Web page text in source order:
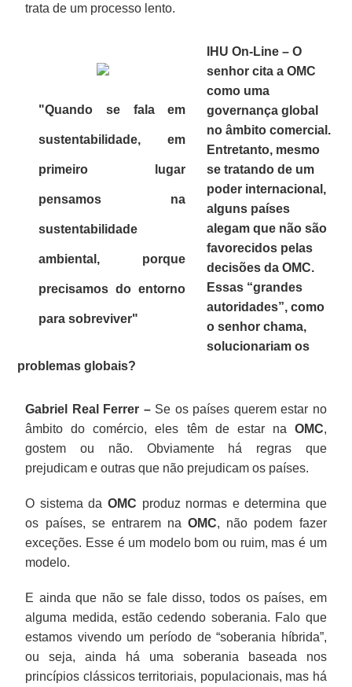
trata de um processo lento.
"Quando se fala em
sustentabilidade, em
primeiro lugar
pensamos na
sustentabilidade
ambiental, porque
precisamos do entorno
para sobreviver"
IHU On-Line – O
senhor cita a OMC
como uma
governança global
no âmbito comercial.
Entretanto, mesmo
se tratando de um
poder internacional,
alguns países
alegam que não são
favorecidos pelas
decisões da OMC.
Essas “grandes
autoridades”, como
o senhor chama,
solucionariam os
problemas globais?
Gabriel Real Ferrer –Se os países querem estar no
âmbito do comércio, eles têm de estar na OMC,
gostem ou não. Obviamente há regras que
prejudicam e outras que não prejudicam os países.
O sistema da OMC produz normas e determina que
os países, se entrarem naOMC, não podem fazer
exceções. Esse é um modelo bom ou ruim, mas é um
modelo.
E ainda que não se fale disso, todos os países, em
alguma medida, estão cedendo soberania. Falo que
estamos vivendo um período de “soberania híbrida”,
ou seja, ainda há uma soberania baseada nos
princípios clássicos territoriais, populacionais, mas há